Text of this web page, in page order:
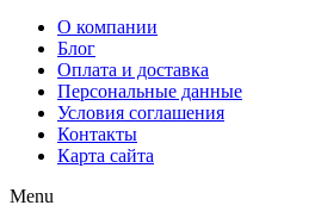
О компании
Блог
Оплата и доставка
Персональные данные
Условия соглашения
Контакты
Карта сайта
Menu